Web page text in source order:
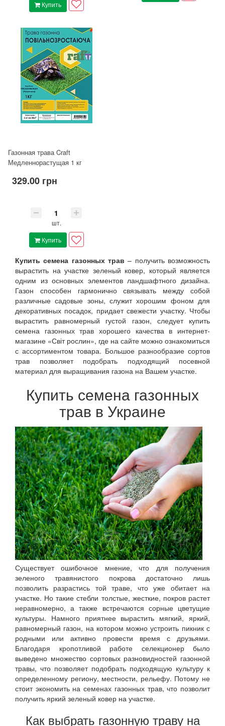
Купить
Газонная трава Craft
Медленнорастущая 1 кг
329.00 грн
шт.
Купить
Купить семена газонных трав – получить возможность
вырастить на участке зеленый ковер, который является
одним из основных элементов ландшафтного дизайна.
Газон способен гармонично связывать между собой
различные садовые зоны, служит хорошим фоном для
декоративных посадок, придает свежести участку. Чтобы
вырастить равномерный густой газон, следует купить
семена газонных трав хорошего качества в интернет-
магазине «Світ рослин», где на сайте можно ознакомиться
с ассортиментом товара. Большое разнообразие сортов
трав позволяет подобрать подходящий посевной
материал для выращивания газона на Вашем участке.
Купить семена газонных
трав в Украине
Существует ошибочное мнение, что для получения
зеленого травянистого покрова достаточно лишь
позволить разрастись той траве, что уже обитает на
участке. Но такие стебли толстые, жесткие, покров растет
неравномерно, а также встречаются сорные цветущие
культуры. Намного приятнее вырастить мягкий, яркий,
равномерный газон, на котором можно устроить пикник с
родными или активно провести время с друзьями.
Благодаря кропотливой работе селекционер было
выведено множество сортовых разновидностей газонной
травы, что позволяет подобрать подходящую культуру к
определенному региону, местности, рельефу. Потому не
стоит экономить на семенах газонных трав, что позволит
получить яркий зеленый ковер на участке.
Как выбрать газонную траву на